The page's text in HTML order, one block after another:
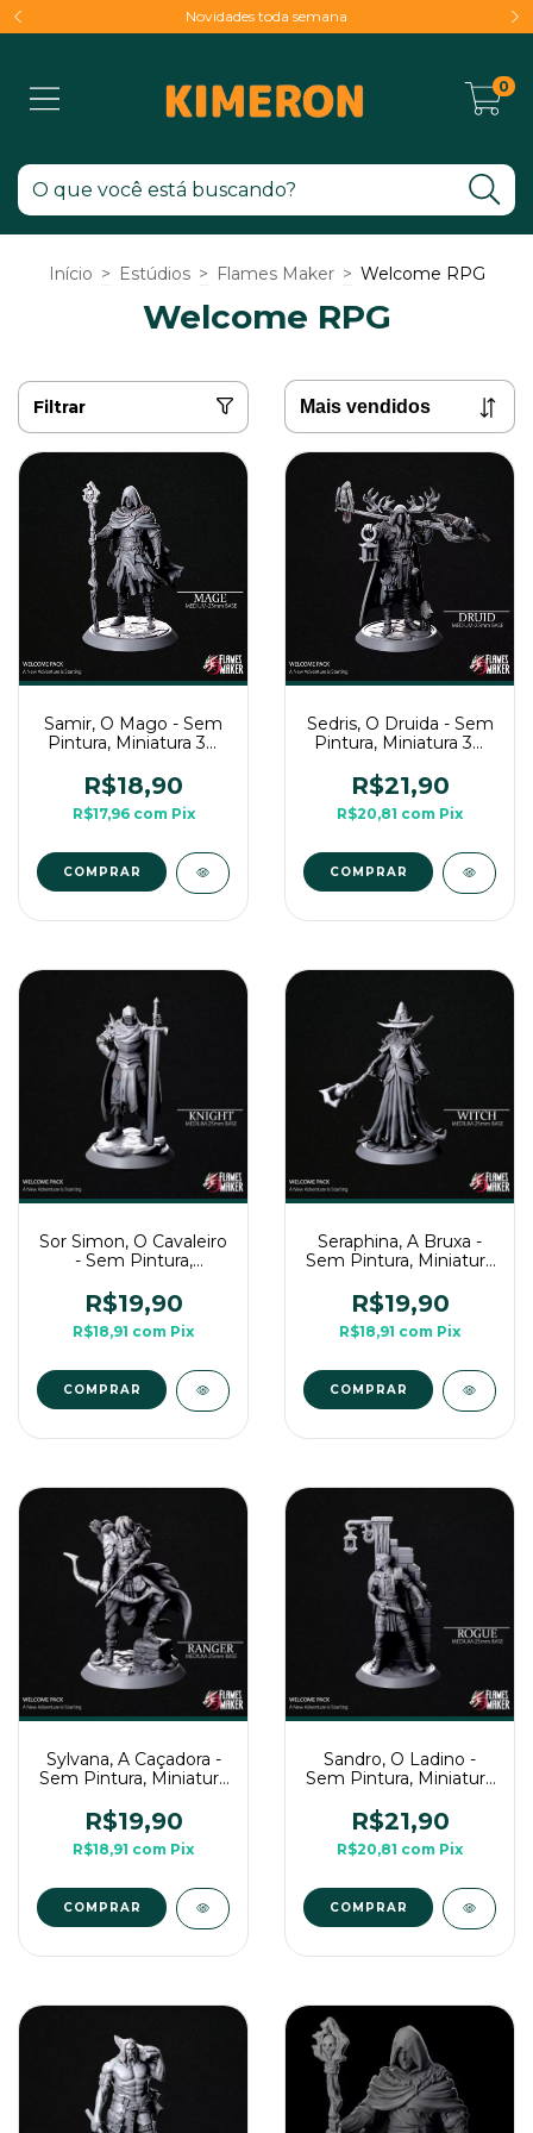
Novidades toda semana
0
Início > Estúdios > Flames Maker > Welcome RPG
Welcome RPG
Filtrar
Samir, O Mago - Sem
Pintura, Miniatura 3D
Mesa
R$18,90
R$17,96 com Pix
COMPRAR
Sedris, O Druida - Sem
Pintura, Miniatura 3D
Mesa
R$21,90
R$20,81 com Pix
COMPRAR
Sor Simon, O Cavaleiro
- Sem Pintura,
Para Rpg de Mesa
R$19,90
R$18,91 com Pix
COMPRAR
Seraphina, A Bruxa -
Sem Pintura, Miniatura
Mesa
R$19,90
R$18,91 com Pix
COMPRAR
Sylvana, A Caçadora -
Sem Pintura, Miniatura
Mesa
R$19,90
R$18,91 com Pix
COMPRAR
Sandro, O Ladino -
Sem Pintura, Miniatura
Mesa
R$21,90
R$20,81 com Pix
COMPRAR